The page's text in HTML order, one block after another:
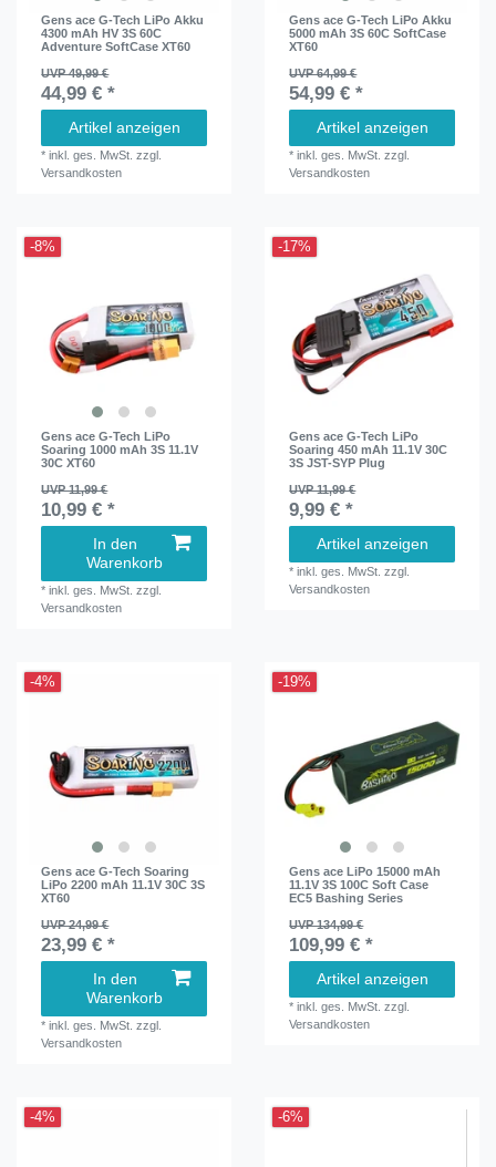
Gens ace G-Tech LiPo Akku
4300 mAh HV 3S 60C
Adventure SoftCase XT60
UVP 49,99 €
44,99 € *
Artikel anzeigen
*inkl. ges. MwSt. zzgl.
Versandkosten
Gens ace G-Tech LiPo Akku
5000 mAh 3S 60C SoftCase
XT60
UVP 64,99 €
54,99 € *
Artikel anzeigen
*inkl. ges. MwSt. zzgl.
Versandkosten
-8%
Gens ace G-Tech LiPo
Soaring 1000 mAh 3S 11.1V
30C XT60
UVP 11,99 €
10,99 € *
In den
Warenkorb
*inkl. ges. MwSt. zzgl.
Versandkosten
-17%
Gens ace G-Tech LiPo
Soaring 450 mAh 11.1V 30C
3S JST-SYP Plug
UVP 11,99 €
9,99 € *
Artikel anzeigen
*inkl. ges. MwSt. zzgl.
Versandkosten
-4%
Gens ace G-Tech Soaring
LiPo 2200 mAh 11.1V 30C 3S
XT60
UVP 24,99 €
23,99 € *
In den
Warenkorb
*inkl. ges. MwSt. zzgl.
Versandkosten
-19%
Gens ace LiPo 15000 mAh
11.1V 3S 100C Soft Case
EC5 Bashing Series
UVP 134,99 €
109,99 € *
Artikel anzeigen
*inkl. ges. MwSt. zzgl.
Versandkosten
-4% -6%